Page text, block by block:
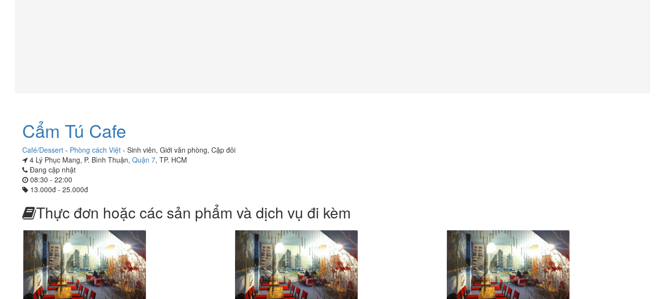
Cẩm Tú Cafe
Café/Dessert - Phòng cách Việt - Sinh viên, Giới văn phòng, Cặp đôi
4 Lý Phục Mang, P. Bình Thuận, Quận 7, TP. HCM
Đang cập nhật
08:30 - 22:00
13.000đ - 25.000đ
Thực đơn hoặc các sản phẩm và dịch vụ đi kèm